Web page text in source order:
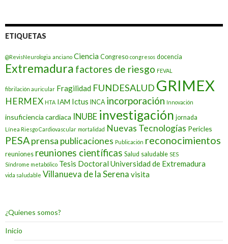
ETIQUETAS
@RevisNeurologia anciano Ciencia Congreso congresos docencia
Extremadura factores de riesgo FEVAL
fibrilación auricular Fragilidad FUNDESALUD GRIMEX
HERMEX HTA IAM Ictus INCA incorporación Innovación
insuficiencia cardiaca INUBE investigación jornada
Línea Riesgo Cardiovascular mortalidad Nuevas Tecnologías Pericles
PESAprensa publicaciones Publicación reconocimientos
reuniones reuniones científicas Salud saludable SES
Síndrome metabólico Tesis Doctoral Universidad de Extremadura
vida saludable Villanueva de la Serena visita
¿Quienes somos?
Inicio